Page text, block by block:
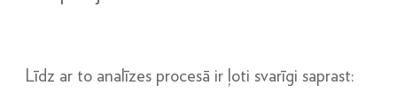
Līdz ar to analīzes procesā ir ļoti svarīgi saprast: